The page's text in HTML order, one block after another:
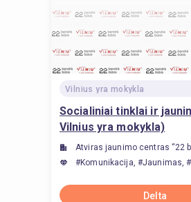
Vilnius yra mokykla
Socialiniai tinklai ir
Vilnius yra mokykla)
Atviras jaunimo centras “22
#Komunikacija, #Jaunimas,
Delta